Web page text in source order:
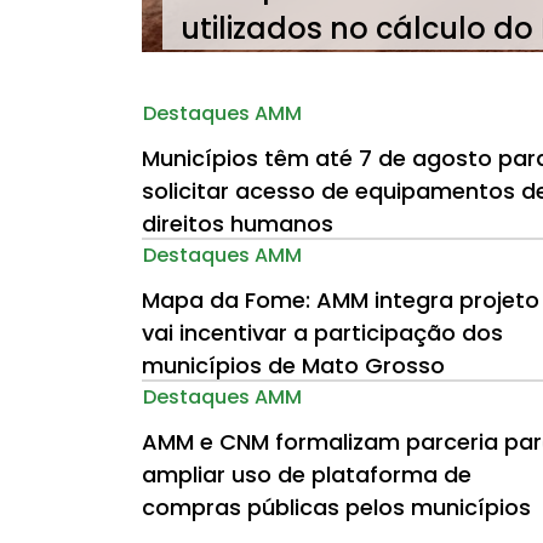
utilizados no cálculo do
Destaques AMM
Municípios têm até 7 de agosto
solicitar acesso de equipamentos
direitos humanos
Destaques AMM
Mapa da Fome: AMM integra projeto
vai incentivar a participação dos
municípios de Mato Grosso
Destaques AMM
AMM e CNM formalizam parceria
ampliar uso de plataforma de
compras públicas pelos municípios